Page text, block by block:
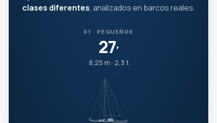
clases diferentes, analizados en barcos reales.
01 · PEQUEÑOS
27′
8,25 m · 2,3 t